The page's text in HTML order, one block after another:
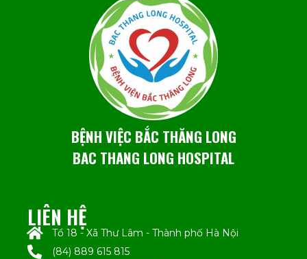
BỆNH VIỆC BẮC THĂNG LONG
BAC THANG LONG HOSPITAL
LIÊN HỆ
Tổ 18 - Xã Thư Lâm - Thành phố Hà Nội
(84) 889 615 815